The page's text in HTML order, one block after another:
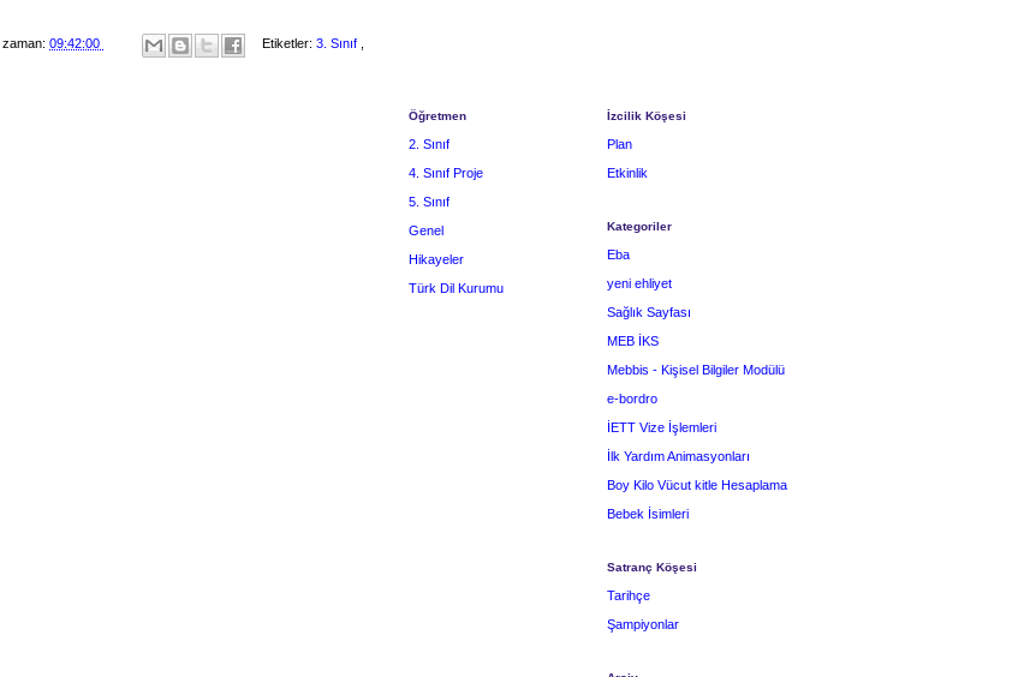
zaman: 09:42:00 Etiketler: 3. Sınıf
Öğretmen
2. Sınıf
4. Sınıf Proje
5. Sınıf
Genel
Hikayeler
Türk Dil Kurumu
İzcilik Köşesi
Plan
Etkinlik
Kategoriler
Eba
yeni ehliyet
Sağlık Sayfası
MEB İKS
Mebbis - Kişisel Bilgiler Modülü
e-bordro
İETT Vize İşlemleri
İlk Yardım Animasyonları
Boy Kilo Vücut kitle Hesaplama
Bebek İsimleri
Satranç Köşesi
Tarihçe
Şampiyonlar